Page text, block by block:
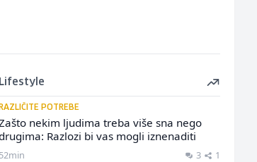
Lifestyle
RAZLIČITE POTREBE
nekim ljudima treba više sna nego
Razlozi bi vas mogli iznenaditi
52min 3 1